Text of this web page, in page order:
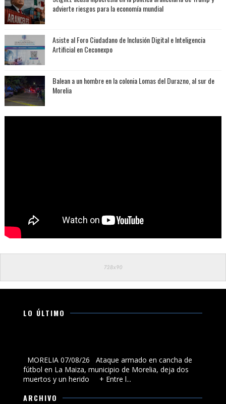
advierte riesgos para la economía mundial
Asiste al Foro Ciudadano de Inclusión Digital e Inteligencia
Artificial en Ceconexpo
Balean a un hombre en la colonia Lomas del Durazno, al sur de
Morelia
LO ÚLTIMO
MORELIA 07/08/26 Ataque armado en cancha de
fútbol en La Maiza, municipio de Morelia, deja dos
muertos y un herido + Entre l...
ARCHIVO